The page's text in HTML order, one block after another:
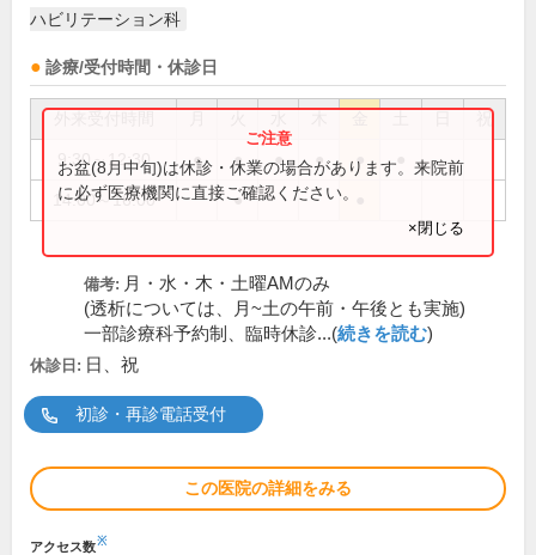
ハビリテーション科
診療/受付時間・休診日
祝
9:30～12:30 ● ● ● ● ●
14:00～16:00 ●
お盆(8月中旬)は休診・休業の場合があります。来院前
に必ず医療機関に直接ご確認ください。
×閉じる
備考: 月・水・木・土曜AMのみ
(透析については、月~土の午前・午後とも実施)
一部診療科予約制、臨時休診...(続きを読む)
休診日: 日、祝
初診・再診電話受付
この医院の詳細をみる
アクセス数※